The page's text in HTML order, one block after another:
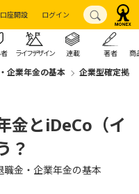
口座開設 ログイン
ライフデザイン 連載 著者 商
企業年金の基本
企業型確定拠
金とiDeCo（イ
？
職金・企業年金の基本